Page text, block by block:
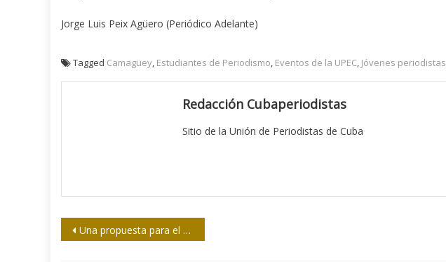
Jorge Luis Peix Agüero (Periódico Adelante)
Tagged Camagüey, Estudiantes de Periodismo, Eventos de la UPEC, Jóvenes periodistas
Redacción Cubaperiodistas
Sitio de la Unión de Periodistas de Cuba
Navegación
Una propuesta para el estudio del periodismo en profundidad en Cuba